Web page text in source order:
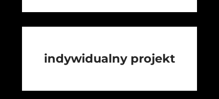
indywidualny projekt